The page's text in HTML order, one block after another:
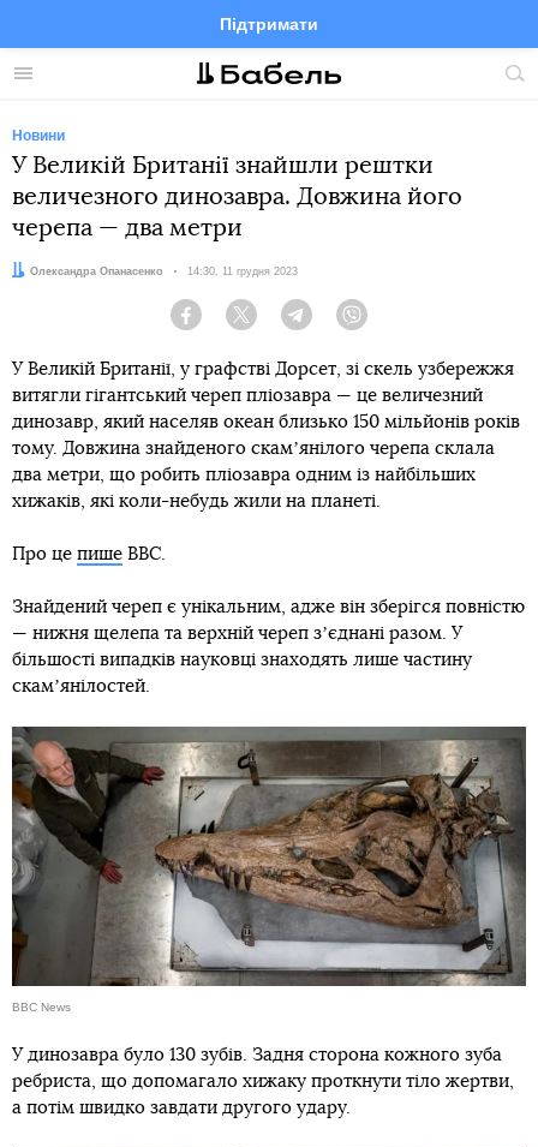
Меню
Підтримати
FacebookTelegramTwitter
Новини
У Великій Британії знайшли рештки
величезного динозавра. Довжина його
черепа — два метри
Автор:
Олександра Опанасенко Дата:
14:30, 11 грудня 2023
Facebook Twitter Telegram
У Великій Британії, у графстві Дорсет, зі скель узбережжя
витягли гігантський череп пліозавра — це величезний
динозавр, який населяв океан близько 150 мільйонів років
тому. Довжина знайденого скамʼянілого черепа склала
два метри, що робить пліозавра одним із найбільших
хижаків, які коли-небудь жили на планеті.
Про це пише BBC.
Знайдений череп є унікальним, адже він зберігся повністю
— нижня щелепа та верхній череп зʼєднані разом. У
більшості випадків науковці знаходять лише частину
скамʼянілостей.
BBC News
У динозавра було 130 зубів. Задня сторона кожного зуба
ребриста, що допомагало хижаку проткнути тіло жертви,
а потім швидко завдати другого удару.